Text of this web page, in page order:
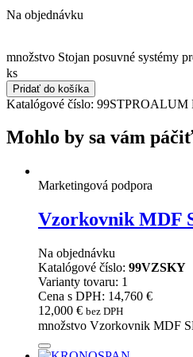
Na objednávku
množstvo Stojan posuvné systémy
ks
Pridať do košíka
Katalógové číslo: 99STPROALUM
Mohlo by sa vám
Marketingová podpora
Vzorkovnik MDF
Na objednávku
Katalógové číslo: 99VZSKY
Varianty tovaru: 1
Cena s DPH: 14,760 €
12,000 € bez DPH
množstvo Vzorkovnik MDF